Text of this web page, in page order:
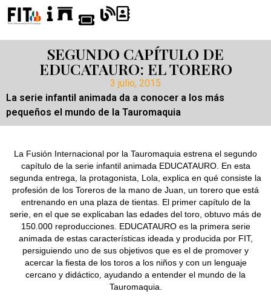
SEGUNDO CAPÍTULO DE
EDUCATAURO: EL TORERO
3 julio, 2015
La serie infantil animada da a conocer a los más
pequeños el mundo de la Tauromaquia
La Fusión Internacional por la Tauromaquia estrena el segundo
capítulo de la serie infantil animada EDUCATAURO. En esta
segunda entrega, la protagonista, Lola, explica en qué consiste la
profesión de los Toreros de la mano de Juan, un torero que está
entrenando en una plaza de tientas. El primer capítulo de la
serie, en el que se explicaban las edades del toro, obtuvo más de
150.000 reproducciones. EDUCATAURO es la primera serie
animada de estas características ideada y producida por FIT,
persiguiendo uno de sus objetivos que es el de promover y
acercar la fiesta de los toros a los niños y con un lenguaje
cercano y didáctico, ayudando a entender el mundo de la
Tauromaquia.